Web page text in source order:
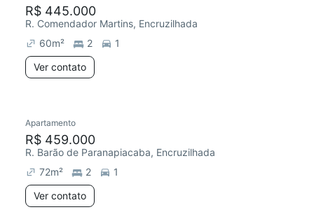
R$ 445.000
R. Comendador Martins, Encruzilhada
60m² 2
1
Ver contato
Apartamento
R$ 459.000
R. Barão de Paranapiacaba, Encruzilhada
72m² 2
1
Ver contato